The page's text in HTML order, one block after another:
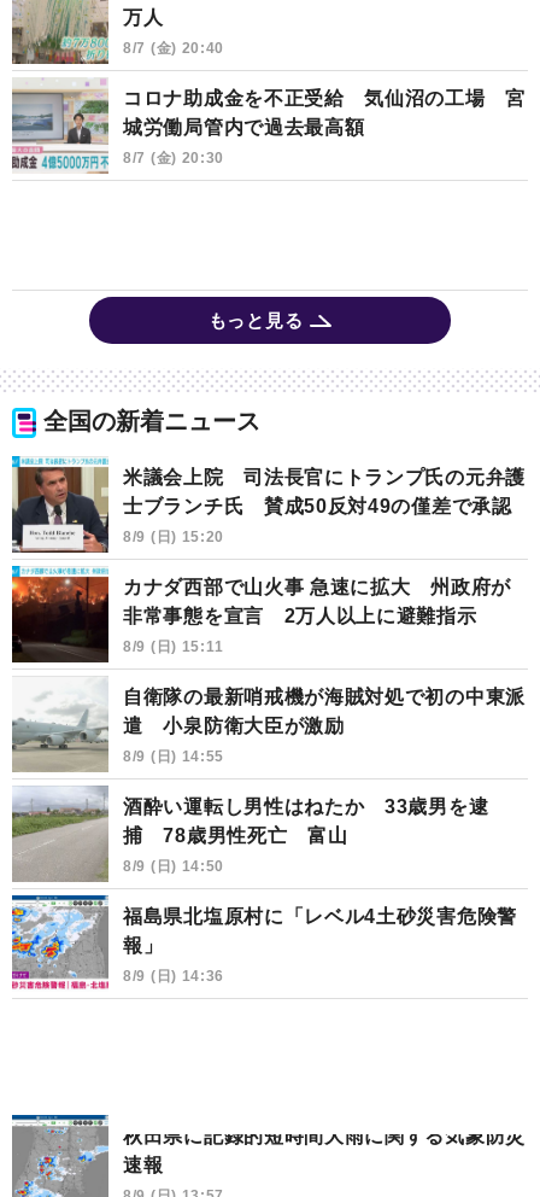
万人
8/7 (金) 20:40
コロナ助成金を不正受給 気仙沼の工場 宮
城労働局管内で過去最高額
8/7 (金) 20:30
もっと見る
全国の新着ニュース
米議会上院 司法長官にトランプ氏の元弁護
士ブランチ氏 賛成50反対49の僅差で承認
8/9 (日) 15:20
カナダ西部で山火事 急速に拡大 州政府が
非常事態を宣言 2万人以上に避難指示
8/9 (日) 15:11
自衛隊の最新哨戒機が海賊対処で初の中東派
遣 小泉防衛大臣が激励
8/9 (日) 14:55
酒酔い運転し男性はねたか 33歳男を逮
捕 78歳男性死亡 富山
8/9 (日) 14:50
福島県北塩原村に「レベル4土砂災害危険警
報」
8/9 (日) 14:36
秋田県に記録的短時間大雨に関する気象防災
速報